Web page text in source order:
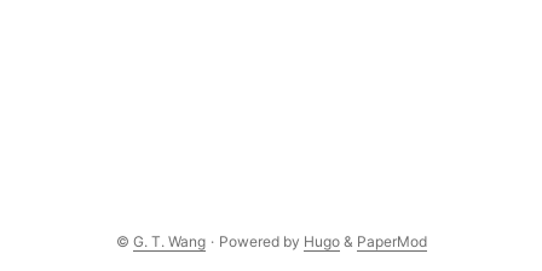
© G. T. Wang · Powered by Hugo& PaperMod